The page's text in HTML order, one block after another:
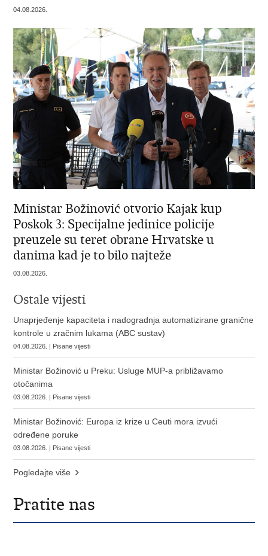
04.08.2026.
Ministar Božinović otvorio Kajak kup
Poskok 3: Specijalne jedinice policije
preuzele su teret obrane Hrvatske u
danima kad je to bilo najteže
03.08.2026.
Ostale vijesti
Unaprjeđenje kapaciteta i nadogradnja automatizirane granične
kontrole u zračnim lukama (ABC sustav)
04.08.2026. | Pisane vijesti
Ministar Božinović u Preku: Usluge MUP-a približavamo
otočanima
03.08.2026. | Pisane vijesti
Ministar Božinović: Europa iz krize u Ceuti mora izvući
određene poruke
03.08.2026. | Pisane vijesti
Pogledajte više
Pratite nas